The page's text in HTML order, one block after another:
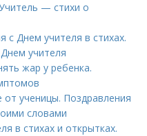
— стихи о
с Днем учителя в стихах.
учителя
жар у ребенка.
от ученицы. Поздравления
словами
в стихах и открытках.